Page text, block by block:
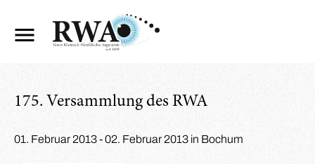
175. Versammlung des RWA
01. Februar 2013 - 02. Februar 2013 in Bochum